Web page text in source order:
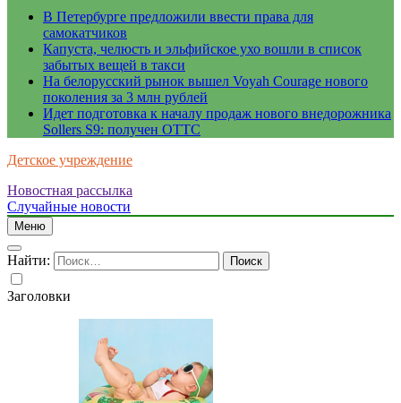
В Петербурге предложили ввести права для
самокатчиков
Капуста, челюсть и эльфийское ухо вошли в список
забытых вещей в такси
На белорусский рынок вышел Voyah Courage нового
поколения за 3 млн рублей
Идет подготовка к началу продаж нового внедорожника
Sollers S9: получен ОТТС
Детское учреждение
Новостная рассылка
Случайные новости
Меню
Найти:
Заголовки